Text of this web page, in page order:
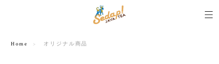
Home オリジナル商品